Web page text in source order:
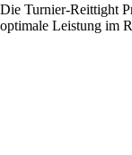
Die Turnier-Reittight
optimale Leistung im